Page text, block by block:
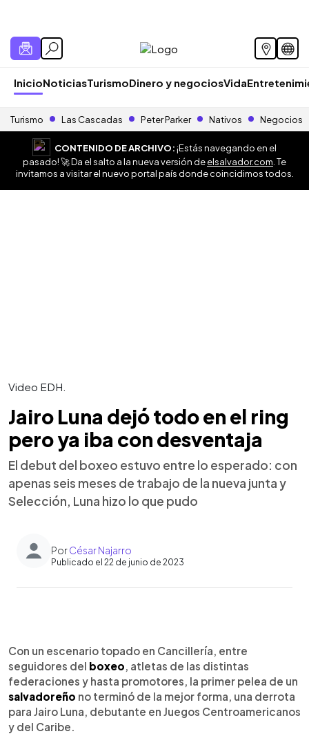
InicioNoticiasTurismoDinero y negociosVida
Turismo Las Cascadas Peter Parker Nativos Negocios
CONTENIDO DE ARCHIVO:¡Estás navegando en el
pasado! 🚀 Da el salto a la nueva versión deelsalvador.com . Te
invitamos a visitar el nuevo portal país donde coincidimos todos.
Video EDH.
Jairo Luna dejó todo en el ring
pero ya iba con desventaja
El debut del boxeo estuvo entre lo esperado: con
apenas seis meses de trabajo de la nueva junta y
Selección, Luna hizo lo que pudo
PorCésar Najarro
Publicado el 22 de junio de 2023
Escuchar artículo
Con un escenario topado en Cancillería, entre
seguidores del boxeo , atletas de las distintas
federaciones y hasta promotores, la primer pelea de un
salvadoreño no terminó de la mejor forma, una derrota
para Jairo Luna, debutante en Juegos Centroamericanos
y del Caribe.